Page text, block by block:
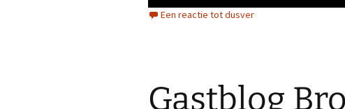
Een reactie tot dusver
Gastblog